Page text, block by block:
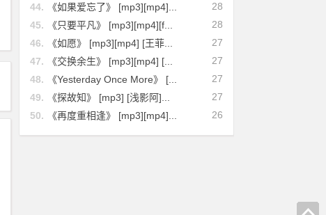
28
44.
《如果爱忘了》 [mp3][mp4]...
28
45.
《只要平凡》 [mp3][mp4][f...
27
46.
《如愿》 [mp3][mp4] [王菲...
27
47.
《交换余生》 [mp3][mp4] [...
27
48.
《Yesterday Once More》 [...
27
49.
《探故知》 [mp3] [浅影阿]...
26
50. 《再度重相逢》 [mp3][mp4]...